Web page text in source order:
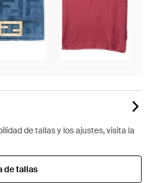
de tallas y los ajustes, visita la
de tallas